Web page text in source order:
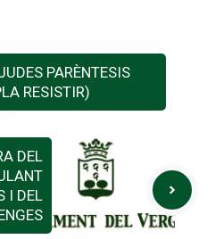
PARÈNTESIS
RESISTIR)
DEL
I DEL